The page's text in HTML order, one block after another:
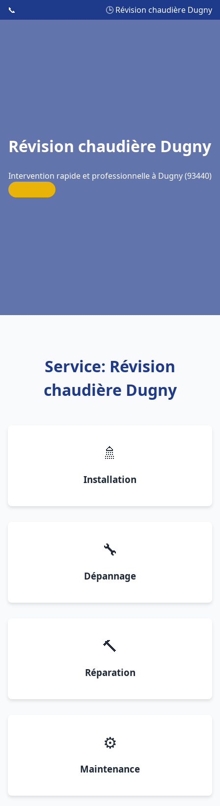
📞 🕒 Révision chaudière Dugny
Révision chaudière Dugny
Intervention rapide et professionnelle à Dugny (93440)
Service: Révision
chaudière Dugny
🚿
Installation
🔧
Dépannage
🔨
Réparation
⚙️
Maintenance